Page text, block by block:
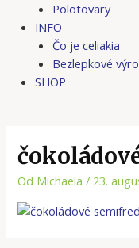
Polotovary
INFO
Čo je celiakia
Bezlepkové
SHOP
Od Michaela/ 23.